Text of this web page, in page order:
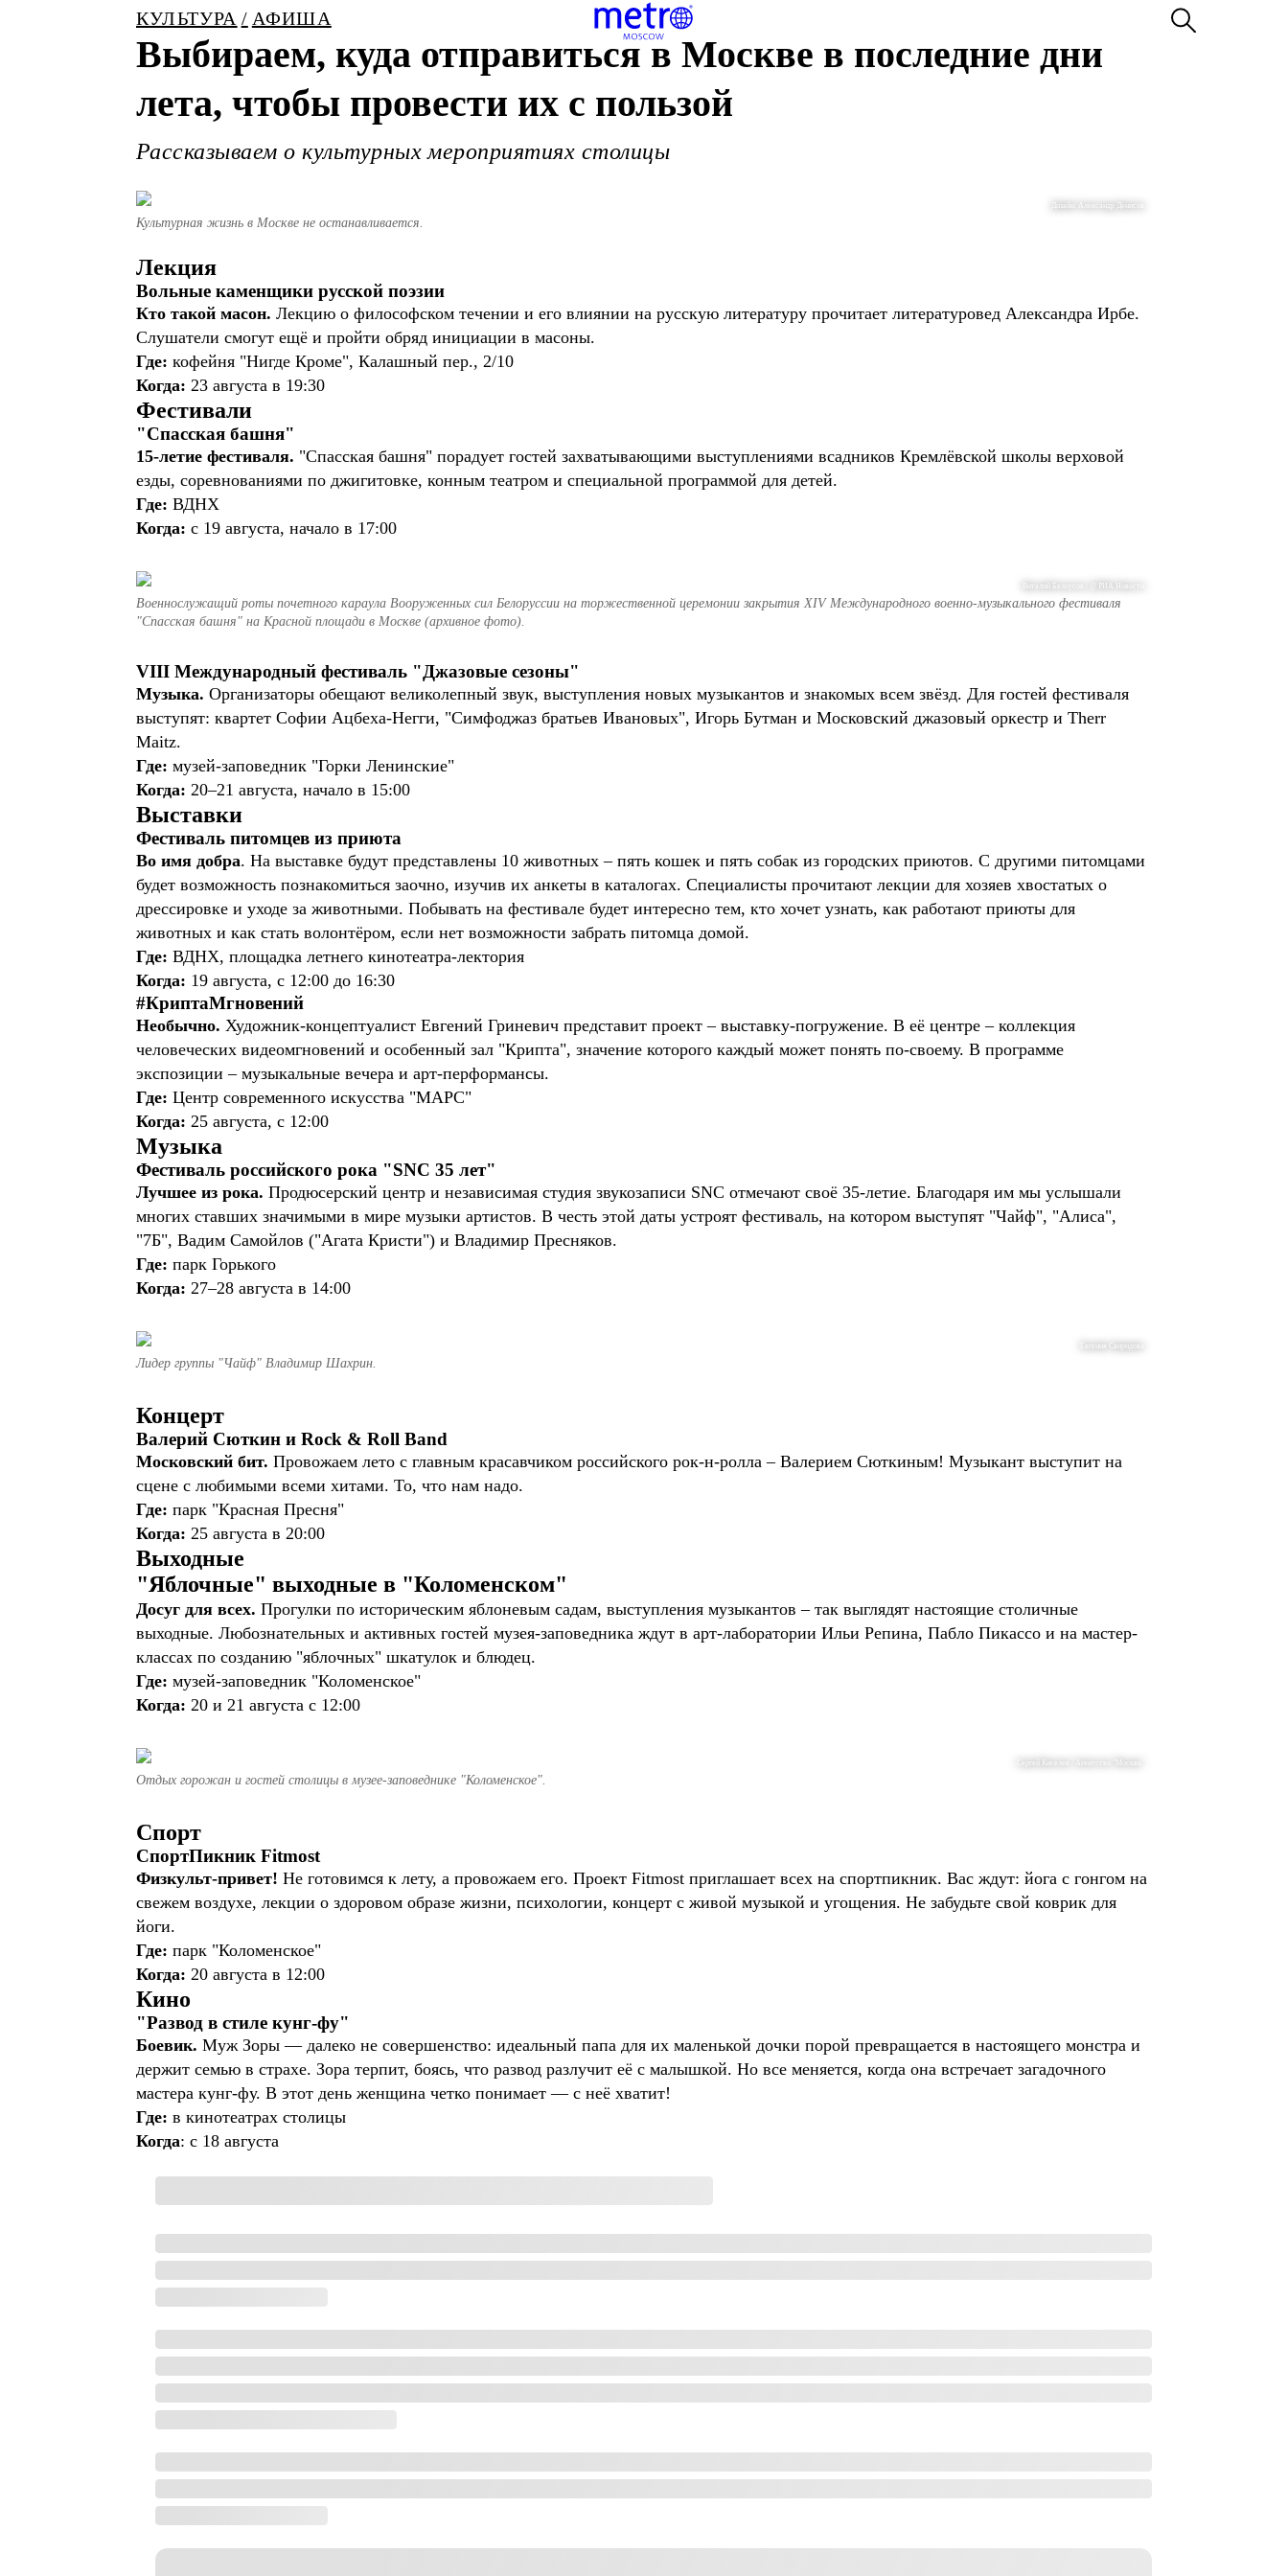
КУЛЬТУРА АФИША
Выбираем, куда отправиться в Москве в последние дни
лета, чтобы провести их с пользой
Рассказываем о культурных мероприятиях столицы
Дизайн: Александр Денисов
Культурная жизнь в Москве не останавливается.
Лекция
Вольные каменщики русской поэзии
Кто такой масон. Лекцию о философском течении и его влиянии на русскую литературу прочитает литературовед Александра Ирбе.
Слушатели смогут ещё и пройти обряд инициации в масоны.
Где: кофейня "Нигде Кроме", Калашный пер., 2/10
Когда: 23 августа в 19:30
Фестивали
"Спасская башня"
15-летие фестиваля. "Спасская башня" порадует гостей захватывающими выступлениями всадников Кремлёвской школы верховой
езды, соревнованиями по джигитовке, конным театром и специальной программой для детей.
Где: ВДНХ
Когда: с 19 августа, начало в 17:00
Виталий Белоусов / @ РИА Новости
Военнослужащий роты почетного караула Вооруженных сил Белоруссии на торжественной церемонии закрытия XIV Международного военно-музыкального фестиваля
"Спасская башня" на Красной площади в Москве (архивное фото).
VIII Международный фестиваль "Джазовые сезоны"
Музыка. Организаторы обещают великолепный звук, выступления новых музыкантов и знакомых всем звёзд. Для гостей фестиваля
выступят: квартет Софии Ацбеха-Негги, "Симфоджаз братьев Ивановых", Игорь Бутман и Московский джазовый оркестр и Therr
Maitz.
Где: музей-заповедник "Горки Ленинские"
Когда: 20–21 августа, начало в 15:00
Выставки
Фестиваль питомцев из приюта
Во имя добра. На выставке будут представлены 10 животных – пять кошек и пять собак из городских приютов. С другими питомцами
будет возможность познакомиться заочно, изучив их анкеты в каталогах. Специалисты прочитают лекции для хозяев хвостатых о
дрессировке и уходе за животными. Побывать на фестивале будет интересно тем, кто хочет узнать, как работают приюты для
животных и как стать волонтёром, если нет возможности забрать питомца домой.
Где: ВДНХ, площадка летнего кинотеатра-лектория
Когда: 19 августа, с 12:00 до 16:30
#КриптаМгновений
Необычно. Художник-концептуалист Евгений Гриневич представит проект – выставку-погружение. В её центре – коллекция
человеческих видеомгновений и особенный зал "Крипта", значение которого каждый может понять по-своему. В программе
экспозиции – музыкальные вечера и арт-перформансы.
Где: Центр современного искусства "МАРС"
Когда: 25 августа, с 12:00
Музыка
Фестиваль российского рока "SNC 35 лет"
Лучшее из рока. Продюсерский центр и независимая студия звукозаписи SNC отмечают своё 35-летие. Благодаря им мы услышали
многих ставших значимыми в мире музыки артистов. В честь этой даты устроят фестиваль, на котором выступят "Чайф", "Алиса",
"7Б", Вадим Самойлов ("Агата Кристи") и Владимир Пресняков.
Где: парк Горького
Когда: 27–28 августа в 14:00
Евгения Свиридова
Лидер группы "Чайф" Владимир Шахрин.
Концерт
Валерий Сюткин и Rock & Roll Band
Московский бит. Провожаем лето с главным красавчиком российского рок-н-ролла – Валерием Сюткиным! Музыкант выступит на
сцене с любимыми всеми хитами. То, что нам надо.
Где: парк "Красная Пресня"
Когда: 25 августа в 20:00
Выходные
"Яблочные" выходные в "Коломенском"
Досуг для всех. Прогулки по историческим яблоневым садам, выступления музыкантов – так выглядят настоящие столичные
выходные. Любознательных и активных гостей музея-заповедника ждут в арт-лаборатории Ильи Репина, Пабло Пикассо и на мастер-
классах по созданию "яблочных" шкатулок и блюдец.
Где: музей-заповедник "Коломенское"
Когда: 20 и 21 августа с 12:00
Сергей Киселев / Агентство "Москва"
Отдых горожан и гостей столицы в музее-заповеднике "Коломенское".
Спорт
СпортПикник Fitmost
Физкульт-привет! Не готовимся к лету, а провожаем его. Проект Fitmost приглашает всех на спортпикник. Вас ждут: йога с гонгом на
свежем воздухе, лекции о здоровом образе жизни, психологии, концерт с живой музыкой и угощения. Не забудьте свой коврик для
йоги.
Где: парк "Коломенское"
Когда: 20 августа в 12:00
Кино
"Развод в стиле кунг-фу"
Боевик. Муж Зоры — далеко не совершенство: идеальный папа для их маленькой дочки порой превращается в настоящего монстра и
держит семью в страхе. Зора терпит, боясь, что развод разлучит её с малышкой. Но все меняется, когда она встречает загадочного
мастера кунг-фу. В этот день женщина четко понимает — с неё хватит!
Где: в кинотеатрах столицы
Когда: с 18 августа